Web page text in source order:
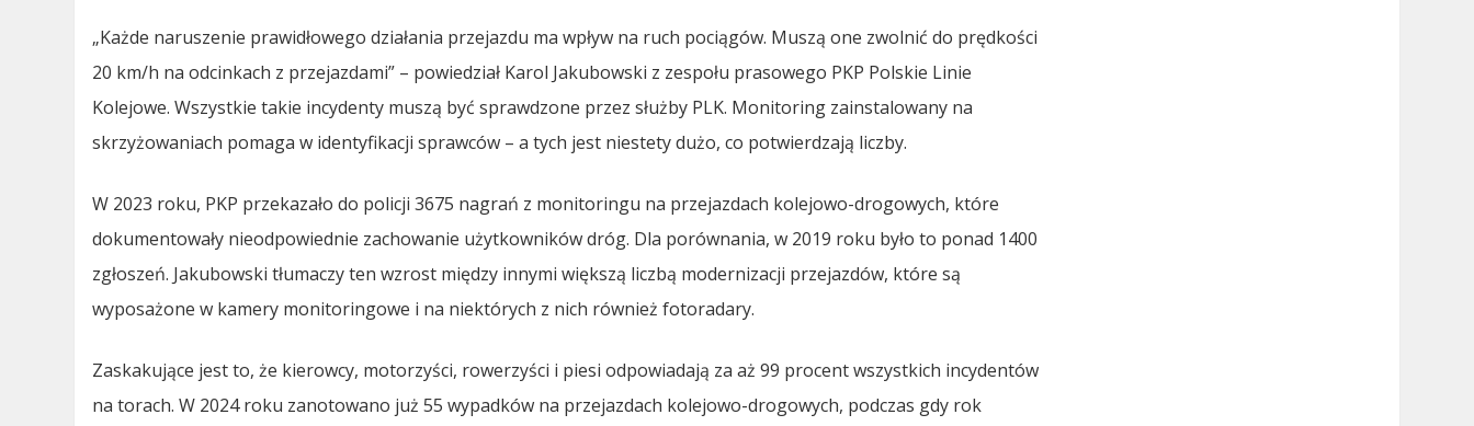
„Każde naruszenie prawidłowego działania przejazdu ma wpływ na ruch pociągów. Muszą one zwolnić do prędkości
20 km/h na odcinkach z przejazdami” – powiedział Karol Jakubowski z zespołu prasowego PKP Polskie Linie
Kolejowe. Wszystkie takie incydenty muszą być sprawdzone przez służby PLK. Monitoring zainstalowany na
skrzyżowaniach pomaga w identyfikacji sprawców – a tych jest niestety dużo, co potwierdzają liczby.
W 2023 roku, PKP przekazało do policji 3675 nagrań z monitoringu na przejazdach kolejowo-drogowych, które
dokumentowały nieodpowiednie zachowanie użytkowników dróg. Dla porównania, w 2019 roku było to ponad 1400
zgłoszeń. Jakubowski tłumaczy ten wzrost między innymi większą liczbą modernizacji przejazdów, które są
wyposażone w kamery monitoringowe i na niektórych z nich również fotoradary.
Zaskakujące jest to, że kierowcy, motorzyści, rowerzyści i piesi odpowiadają za aż 99 procent wszystkich incydentów
na torach. W 2024 roku zanotowano już 55 wypadków na przejazdach kolejowo-drogowych, podczas gdy rok